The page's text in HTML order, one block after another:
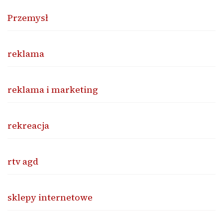
Przemysł
reklama
reklama i marketing
rekreacja
rtv agd
sklepy internetowe